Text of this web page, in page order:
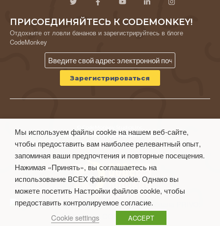
ПРИСОЕДИНЯЙТЕСЬ К CODEMONKEY!
Отдохните от ловли бананов и зарегистрируйтесь в блоге
CodeMonkey
ПОЛИТИКА КОНФИДЕНЦИАЛЬНОСТИ
Условия использования
Мы используем файлы cookie на нашем веб-сайте,
чтобы предоставить вам наиболее релевантный опыт,
запоминая ваши предпочтения и повторные посещения.
Нажимая «Принять», вы соглашаетесь на
использование ВСЕХ файлов cookie. Однако вы
можете посетить Настройки файлов cookie, чтобы
предоставить контролируемое согласие.
Cookie settings
ACCEPT